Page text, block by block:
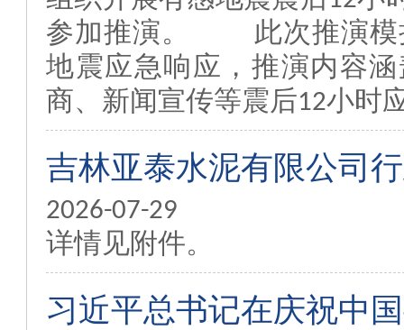
参加推演。 此次推演模
地震应急响应，推演内容
商、新闻宣传等震后12小时
吉林亚泰水泥有限公司
2026-07-29
详情见附件。
习近平总书记在庆祝中